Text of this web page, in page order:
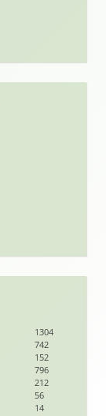
1304
742
152
796
212
56
14